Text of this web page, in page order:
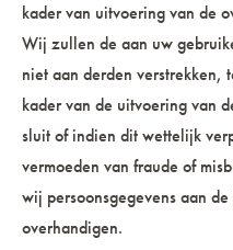
kader van uitvoering van de
Wij zullen de aan uw
niet aan derden
kader van de uitvoering van
sluit of indien dit wettelijk
vermoeden van fraude of
wij persoonsgegevens aan
overhandigen.